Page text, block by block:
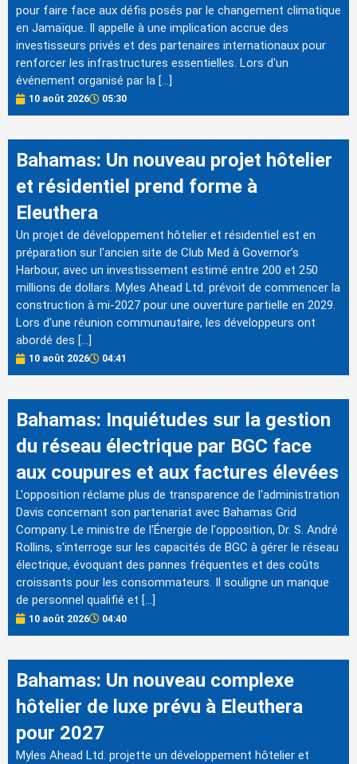
pour faire face aux défis posés par le changement climatique
en Jamaïque. Il appelle à une implication accrue des
investisseurs privés et des partenaires internationaux pour
renforcer les infrastructures essentielles. Lors d'un
événement organisé par la […]
10 août 2026 05:30
Bahamas: Un nouveau projet hôtelier
et résidentiel prend forme à
Eleuthera
Un projet de développement hôtelier et résidentiel est en
préparation sur l'ancien site de Club Med à Governor’s
Harbour, avec un investissement estimé entre 200 et 250
millions de dollars. Myles Ahead Ltd. prévoit de commencer la
construction à mi-2027 pour une ouverture partielle en 2029.
Lors d'une réunion communautaire, les développeurs ont
abordé des […]
10 août 2026 04:41
Bahamas: Inquiétudes sur la gestion
du réseau électrique par BGC face
aux coupures et aux factures élevées
L'opposition réclame plus de transparence de l'administration
Davis concernant son partenariat avec Bahamas Grid
Company. Le ministre de l'Énergie de l'opposition, Dr. S. André
Rollins, s'interroge sur les capacités de BGC à gérer le réseau
électrique, évoquant des pannes fréquentes et des coûts
croissants pour les consommateurs. Il souligne un manque
de personnel qualifié et […]
10 août 2026 04:40
Bahamas: Un nouveau complexe
hôtelier de luxe prévu à Eleuthera
pour 2027
Myles Ahead Ltd. projette un développement hôtelier et